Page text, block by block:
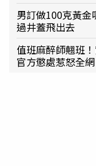
男訂做100克黃
過井蓋飛出去
值班麻醉師翹班
官方懲處惹怒全網